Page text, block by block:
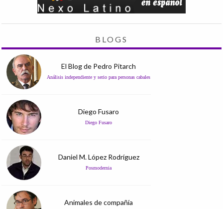
BLOGS
El Blog de Pedro Pitarch
Análisis independiente y serio para personas cabales
Diego Fusaro
Diego Fusaro
Daniel M. López Rodríguez
Posmodernia
Animales de compañía